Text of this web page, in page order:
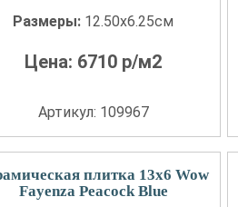
Размеры: 12.50x6.25см
Цена: 6710 р/м2
Артикул: 109967
плитка 13x6 Wow
Fayenza Peacock Blue